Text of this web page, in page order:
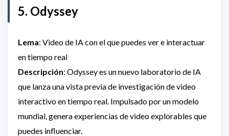
5. Odyssey
Lema: Video de IA con el que puedes ver e interactuar
en tiempo real
Descripción: Odyssey es un nuevo laboratorio de IA
que lanza una vista previa de investigación de video
interactivo en tiempo real. Impulsado por un modelo
mundial, genera experiencias de video explorables que
puedes influenciar.